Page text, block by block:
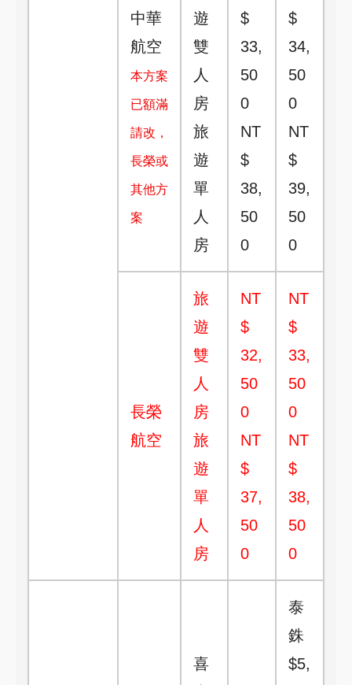
中華
航空
本方案
已額滿
請改，
長榮或
其他方
案
遊
雙
人
房
旅
遊
單
人
房
$
33,
50
0
NT
$
38,
50
0
$
34,
50
0
NT
$
39,
50
0
長榮
航空
旅
遊
雙
人
房
旅
遊
單
人
房
NT
$
32,
50
0
NT
$
37,
50
0
NT
$
33,
50
0
NT
$
38,
50
0
喜
泰
銖
$5,